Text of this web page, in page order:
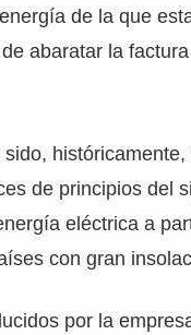
de la que
abaratar la
de principios del
eléctrica a
con gran
por la